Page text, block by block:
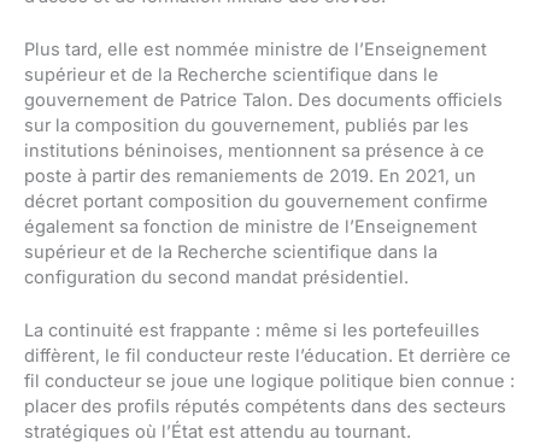
Plus tard, elle est nommée ministre de l’Enseignement
supérieur et de la Recherche scientifique dans le
gouvernement de Patrice Talon. Des documents officiels
sur la composition du gouvernement, publiés par les
institutions béninoises, mentionnent sa présence à ce
poste à partir des remaniements de 2019. En 2021, un
décret portant composition du gouvernement confirme
également sa fonction de ministre de l’Enseignement
supérieur et de la Recherche scientifique dans la
configuration du second mandat présidentiel.
La continuité est frappante : même si les portefeuilles
diffèrent, le fil conducteur reste l’éducation. Et derrière ce
fil conducteur se joue une logique politique bien connue :
placer des profils réputés compétents dans des secteurs
stratégiques où l’État est attendu au tournant.